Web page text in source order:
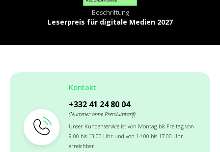
Beschriftung
Leserpreis für digitale Medien 2027
Kontakt
+332 41 24 80 04
(Nummer ohne Premiumtarif)
Unser Kundenservice ist von Montag bis Freitag von
9.00 bis 13.00 Uhr und von 14.00 bis 17.00 Uhr
erreichbar.